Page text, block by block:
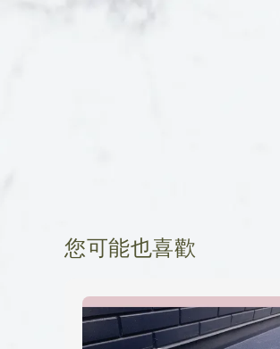
您可能也喜歡